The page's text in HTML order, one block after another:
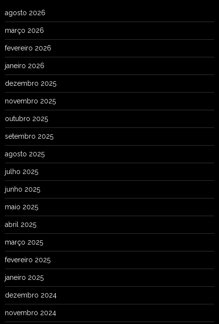
agosto 2026
março 2026
fevereiro 2026
janeiro 2026
dezembro 2025
novembro 2025
outubro 2025
setembro 2025
agosto 2025
julho 2025
junho 2025
maio 2025
abril 2025
março 2025
fevereiro 2025
janeiro 2025
dezembro 2024
novembro 2024